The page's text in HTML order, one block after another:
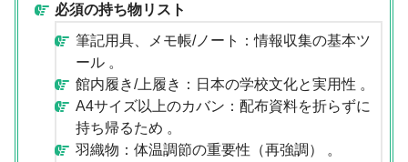
必須の持ち物リスト
筆記用具、メモ帳/ノート：情報収集の基本ツ
ール 。
館内履き/上履き：日本の学校文化と実用性 。
A4サイズ以上のカバン：配布資料を折らずに
持ち帰るため 。
羽織物：体温調節の重要性（再強調） 。